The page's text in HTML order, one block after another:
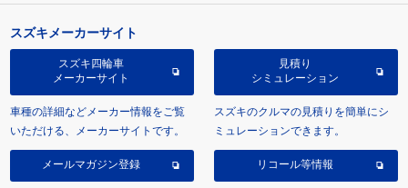
スズキメーカーサイト
スズキ四輪車
メーカーサイト
車種の詳細などメーカー情報をご覧
いただける、メーカーサイトです。
見積り
シミュレーション
スズキのクルマの見積りを簡単にシ
ミュレーションできます。
メールマガジン登録 リコール等情報